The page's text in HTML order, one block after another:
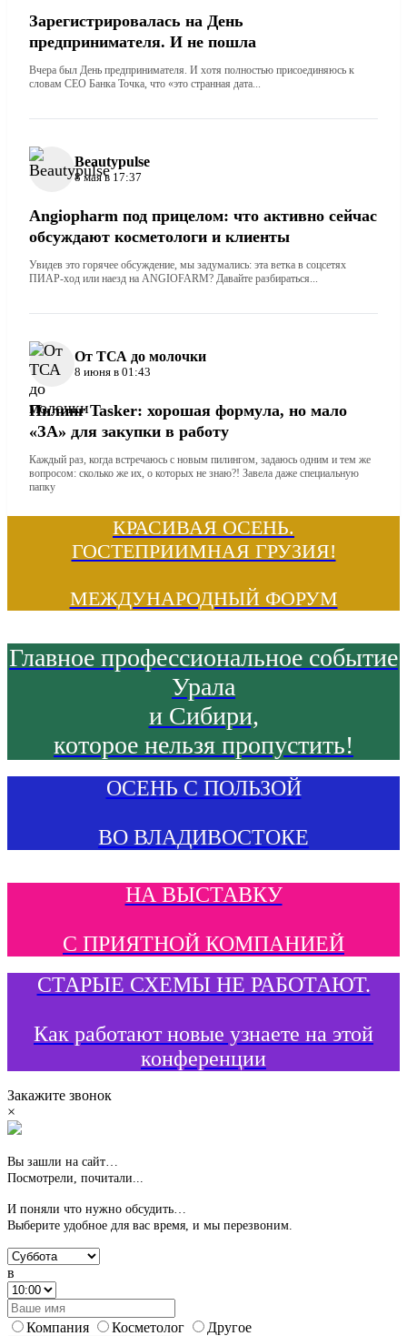
Зарегистрировалась на День
предпринимателя. И не пошла
Вчера был День предпринимателя. И хотя полностью присоединяюсь к
словам СЕО Банка Точка, что «это странная дата...
Beautypulse
8 мая в 17:37
Angiopharm под прицелом: что активно сейчас
обсуждают косметологи и клиенты
Увидев это горячее обсуждение, мы задумались: эта ветка в соцсетях
ПИАР-ход или наезд на ANGIOFARM? Давайте разбираться...
От ТСА до молочки
8 июня в 01:43
Пилинг Tasker: хорошая формула, но мало
«ЗА» для закупки в работу
Каждый раз, когда встречаюсь с новым пилингом, задаюсь одним и тем же
вопросом: сколько же их, о которых не знаю?! Завела даже специальную
папку
КРАСИВАЯ ОСЕНЬ.
ГОСТЕПРИИМНАЯ ГРУЗИЯ!
МЕЖДУНАРОДНЫЙ ФОРУМ
Главное профессиональное событие
Урала
и Сибири,
которое нельзя пропустить!
ОСЕНЬ С ПОЛЬЗОЙ
ВО ВЛАДИВОСТОКЕ
НА ВЫСТАВКУ
С ПРИЯТНОЙ КОМПАНИЕЙ
СТАРЫЕ СХЕМЫ НЕ РАБОТАЮТ.
Как работают новые узнаете на этой
конференции
Закажите звонок
×
Вы зашли на сайт…
Посмотрели, почитали...
И поняли что нужно обсудить…
Выберите удобное для вас время, и мы перезвоним.
в
Компания Косметолог Другое